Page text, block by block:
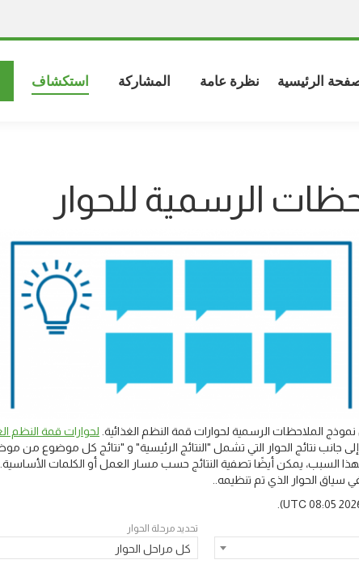
الرئيسية نظرة عامة المشاركة استكشاف
الرسمية للحوار
الملاحظات الرسمية لحوارات قمة النظم الغذائية. لحوارات قمة النظم
جانب نتائج الحوار التي تشمل "النتائج الرئيسية" و "نتائج كل موضوع من
السبب، يمكن أيضًا تصفية النتائج حسب مسار العمل أو الكلمات
سياق الحوار الذي تم تنظيمه..
).
تحديد مرحلة الحوار
كل مراحل الحوار